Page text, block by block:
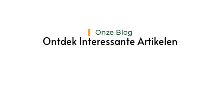
Onze Blog
Ontdek Interessante Artikelen